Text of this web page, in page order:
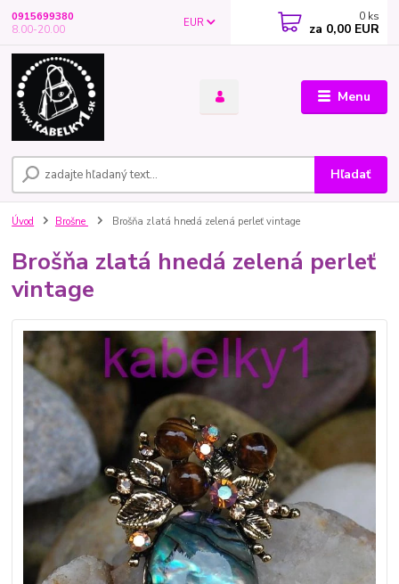
Menu
EUR
Hľadať
0915699380
8.00-20.00
0 ks
za 0,00 EUR
Úvod Brošne Brošňa zlatá hnedá zelená perleť vintage
Brošňa zlatá hnedá zelená perleť
vintage